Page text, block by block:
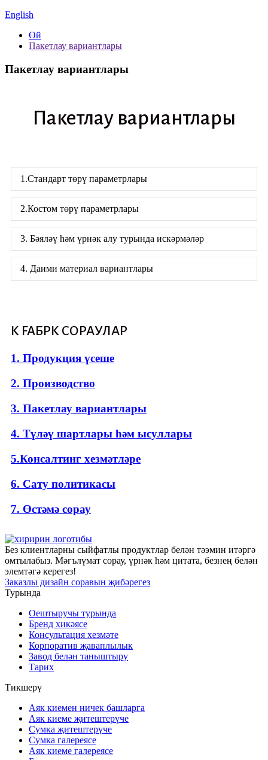
English
Өй
Пакетлау вариантлары
Пакетлау вариантлары
Пакетлау вариантлары
1.Стандарт төрү параметрлары
2.Костом төрү параметрлары
3. Бәяләү һәм үрнәк алу турында искәрмәләр
4. Даими материал вариантлары
К FAБРӘК СОРАУЛАР
1. Продукция үсеше
2. Производство
3. Пакетлау вариантлары
4. Түләү шартлары һәм ысуллары
5.Консалтинг хезмәтләре
6. Сату политикасы
7. Өстәмә сорау
Без клиентларны сыйфатлы продуктлар белән тәэмин итәргә
омтылабыз. Мәгълүмат сорау, үрнәк һәм цитата, безнең белән
элемтәгә керегез!
Заказлы дизайн соравын җибәрегез
Турында
Оештыручы турында
Бренд хикәясе
Консультация хезмәте
Корпоратив җаваплылык
Завод белән таныштыру
Тарих
Тикшерү
Аяк киемен ничек башларга
Аяк киеме җитештерүче
Сумка җитештерүче
Сумка галереясе
Аяк киеме галереясе